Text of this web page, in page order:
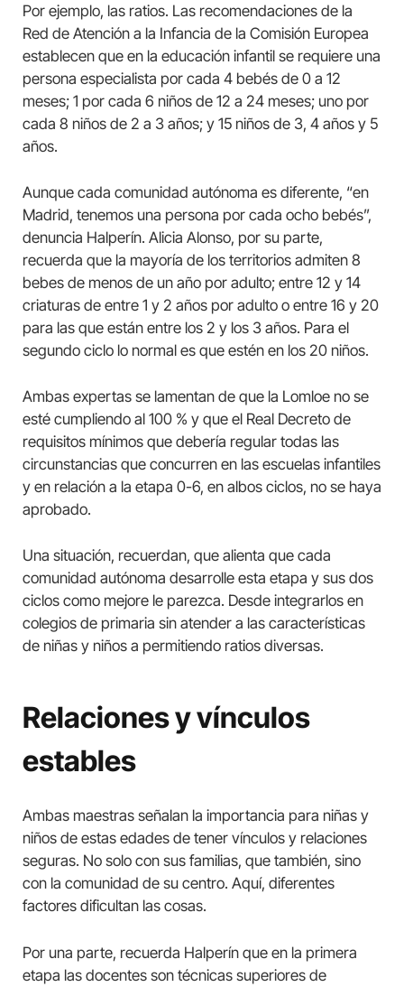
Por ejemplo, las ratios. Las recomendaciones de la
Red de Atención a la Infancia de la Comisión Europea
establecen que en la educación infantil se requiere una
persona especialista por cada 4 bebés de 0 a 12
meses; 1 por cada 6 niños de 12 a 24 meses; uno por
cada 8 niños de 2 a 3 años; y 15 niños de 3, 4 años y 5
años.
Aunque cada comunidad autónoma es diferente, “en
Madrid, tenemos una persona por cada ocho bebés”,
denuncia Halperín. Alicia Alonso, por su parte,
recuerda que la mayoría de los territorios admiten 8
bebes de menos de un año por adulto; entre 12 y 14
criaturas de entre 1 y 2 años por adulto o entre 16 y 20
para las que están entre los 2 y los 3 años. Para el
segundo ciclo lo normal es que estén en los 20 niños.
Ambas expertas se lamentan de que la Lomloe no se
esté cumpliendo al 100 % y que el Real Decreto de
requisitos mínimos que debería regular todas las
circunstancias que concurren en las escuelas infantiles
y en relación a la etapa 0-6, en albos ciclos, no se haya
aprobado.
Una situación, recuerdan, que alienta que cada
comunidad autónoma desarrolle esta etapa y sus dos
ciclos como mejore le parezca. Desde integrarlos en
colegios de primaria sin atender a las características
de niñas y niños a permitiendo ratios diversas.
Relaciones y vínculos
estables
Ambas maestras señalan la importancia para niñas y
niños de estas edades de tener vínculos y relaciones
seguras. No solo con sus familias, que también, sino
con la comunidad de su centro. Aquí, diferentes
factores dificultan las cosas.
Por una parte, recuerda Halperín que en la primera
etapa las docentes son técnicas superiores de